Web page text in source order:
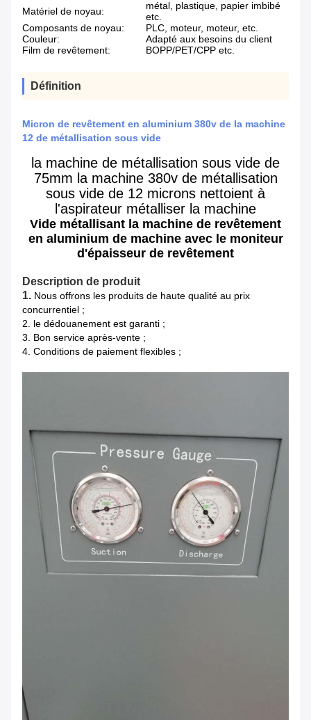
Matériel de noyau:
métal, plastique, papier imbibé
etc.
Composants de noyau:
PLC, moteur, moteur, etc.
Couleur:
Adapté aux besoins du client
Film de revêtement:
BOPP/PET/CPP etc.
Définition
Micron de revêtement en aluminium 380v de la machine
12 de métallisation sous vide
la machine de métallisation sous vide de
75mm la machine 380v de métallisation
sous vide de 12 microns nettoient à
l'aspirateur métalliser la machine
Vide métallisant la machine de revêtement
en aluminium de machine avec le moniteur
d'épaisseur de revêtement
Description de produit
1. Nous offrons les produits de haute qualité au prix
concurrentiel ;
2. le dédouanement est garanti ;
3. Bon service après-vente ;
4. Conditions de paiement flexibles ;